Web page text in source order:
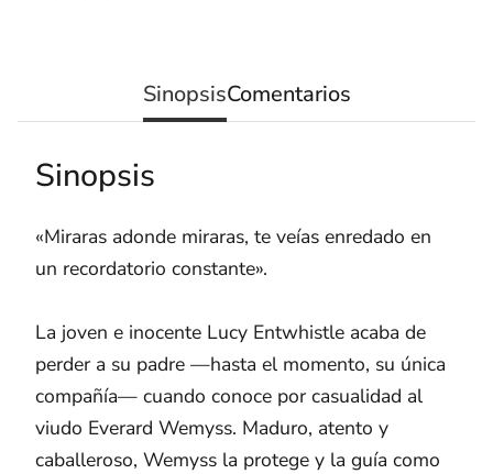
SinopsisComentarios
Sinopsis
«Miraras adonde miraras, te veías enredado en
un recordatorio constante».
La joven e inocente Lucy Entwhistle acaba de
perder a su padre —hasta el momento, su única
compañía— cuando conoce por casualidad al
viudo Everard Wemyss. Maduro, atento y
caballeroso, Wemyss la protege y la guía como